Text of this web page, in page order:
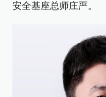
安全基座总师庄严。